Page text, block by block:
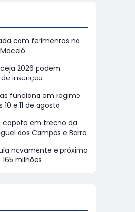
com ferimentos na
2026 podem
inscrição
funciona em regime
e 11 de agosto
capota em trecho da
dos Campos e Barra
novamente e próximo
milhões